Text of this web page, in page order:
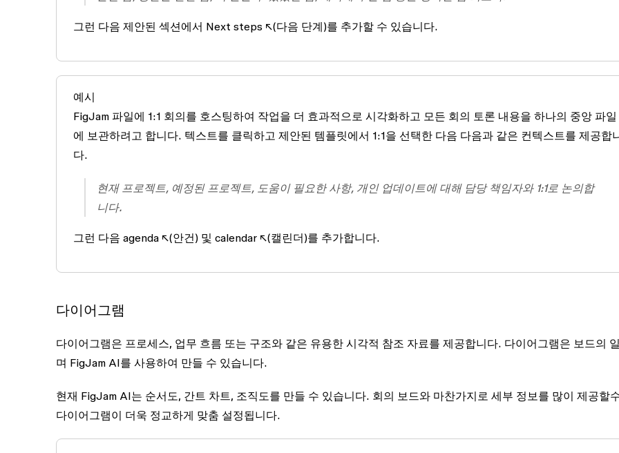
그런 다음 제안된 섹션에서 Next steps ↖︎(다음 단계)를 추가할 수 있습니다.
예시
FigJam 파일에 1:1 회의를 호스팅하여 작업을 더 효과적으로 시각화하고 모든 회의 토론 내용을 하나의 중앙 파일
에 보관하려고 합니다. 텍스트를 클릭하고 제안된 템플릿에서 1:1을 선택한 다음 다음과 같은 컨텍스트를 제공합
다.
현재 프로젝트, 예정된 프로젝트, 도움이 필요한 사항, 개인 업데이트에 대해 담당 책임자와 1:1로 논의합
니다.
그런 다음 agenda ↖︎(안건) 및 calendar ↖︎(캘린더)를 추가합니다.
다이어그램
다이어그램은 프로세스, 업무 흐름 또는 구조와 같은 유용한 시각적 참조 자료를 제공합니다. 다이어그램은 보드의
며 FigJam AI를 사용하여 만들 수 있습니다.
현재 FigJam AI는 순서도, 간트 차트, 조직도를 만들 수 있습니다. 회의 보드와 마찬가지로 세부 정보를 많이 제공할
다이어그램이 더욱 정교하게 맞춤 설정됩니다.